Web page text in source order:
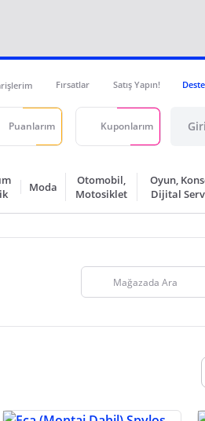
Fırsatlar Satış Yapın!
Puanlarım Kuponlarım
Moda
Otomobil,
Motosiklet
Oyun,
Dijital